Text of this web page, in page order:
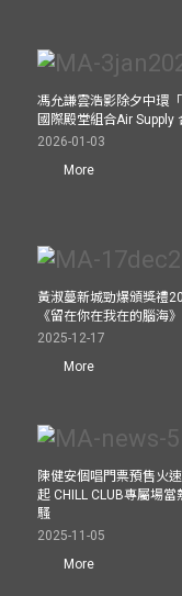
馮允謙雲浩影除夕中環
國際殿堂組合Air Supply
2026-01-03
More
黃淑蔓新城勁爆頒獎禮
《留在你在我在的腦海
2025-12-17
More
陳健安個唱門票預售火
起 CHILL CLUB專屬場
騷
2025-11-05
More